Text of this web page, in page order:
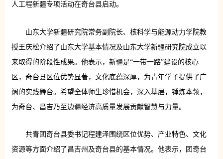
人工程新疆专项活动在奇台县启动。
山东大学新疆研究院常务副院长、核科学与能源动力学院教
授王庆松介绍了山东大学基本情况及山东大学新疆研究院成立以
来取得的阶段性成果。他表示，新疆是“一带一路”建设的核心
区，奇台县区位优势显著，文化底蕴深厚，为青年学子提供了广
阔的实践舞台。希望全体师生珍惜机会，深入基层，锤炼本领，
为奇台、昌吉乃至边疆经济高质量发展贡献智慧与力量。
共青团奇台县委书记程建泽围绕区位优势、产业特色、文化
资源等方面介绍了昌吉州及奇台县的基本情况。他表示，团奇台